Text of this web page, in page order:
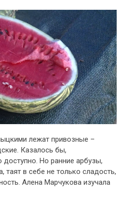
лежат привозные –
Казалось бы,
Но ранние арбузы,
таят в себе не только сладость,
Алена Марчукова изучала